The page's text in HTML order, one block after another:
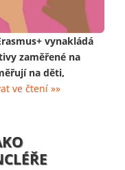
vynakládá
zaměřené na
na děti,
ve čtení »»